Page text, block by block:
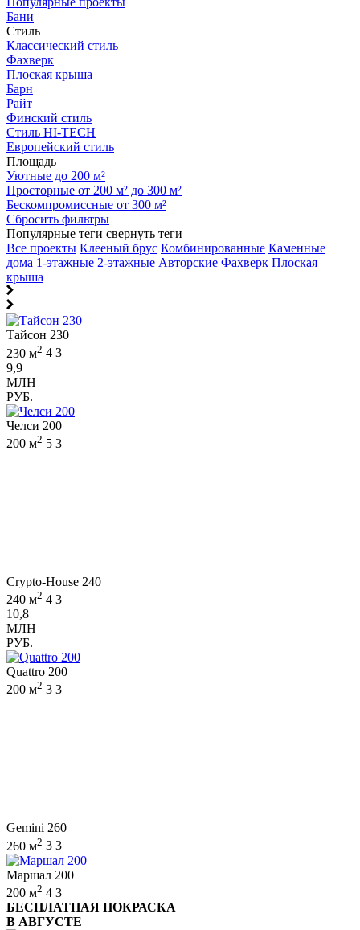
Бани
Стиль
Классический стиль
Фахверк
Плоская крыша
Барн
Райт
Финский стиль
Стиль HI-TECH
Европейский стиль
Площадь
Уютные до 200 м²
Просторные от 200 м² до 300 м²
Бескомпромиссные от 300 м²
Сбросить фильтры
Популярные теги свернуть теги
Все проекты Клееный брус Комбинированные Каменные
дома 1-этажные 2-этажные Авторские Фахверк Плоская
крыша
Тайсон 230
230 м2 4 3
9,9
МЛН
РУБ.
Челси 200
200 м2 5 3
Crypto-House 240
240 м2 4 3
10,8
МЛН
РУБ.
Quattro 200
200 м2 3 3
Gemini 260
260 м2 3 3
Маршал 200
200 м2 4 3
БЕСПЛАТНАЯ ПОКРАСКА
В АВГУСТЕ